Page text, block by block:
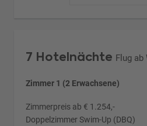
7 Hotelnächte Flug ab
Zimmer 1 (2 Erwachsene)
Zimmerpreis ab € 1.254,-
Doppelzimmer Swim-Up (DBQ)